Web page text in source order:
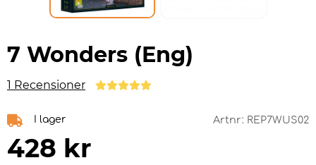
7 Wonders (Eng)
1 Recensioner
I lager Artnr: REP7WUS02
428 kr